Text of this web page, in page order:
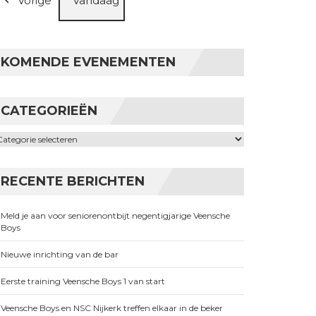
KOMENDE EVENEMENTEN
CATEGORIEËN
RECENTE BERICHTEN
Meld je aan voor seniorenontbijt negentigjarige Veensche
Boys
Nieuwe inrichting van de bar
Eerste training Veensche Boys 1 van start
Veensche Boys en NSC Nijkerk treffen elkaar in de beker